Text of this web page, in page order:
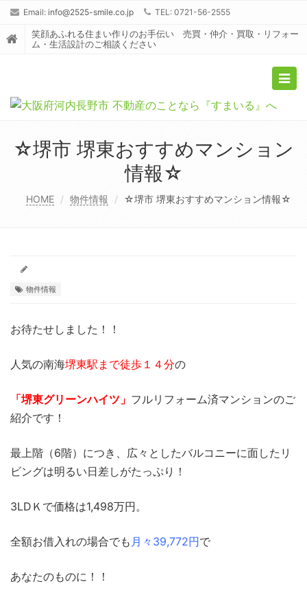
Email: info@2525-smile.co.jp TEL: 0721-56-2555
笑顔あふれる住まい作りのお手伝い 売買・仲介・買取・リフォー
ム・生活設計のご相談ください
☆堺市 堺東おすすめマンション
情報☆
HOME 物件情報 ☆堺市 堺東おすすめマンション情報☆
物件情報
お待たせしました！！
人気の南海堺東駅まで徒歩１４分の
「堺東グリーンハイツ」 フルリフォーム済マンションのご
紹介です！
最上階（6階）につき、広々としたバルコニーに面したリ
ビングは明るい日差しがたっぷり！
3LDＫで価格は1,498万円。
全額お借入れの場合でも 月々39,772円で
あなたのものに！！